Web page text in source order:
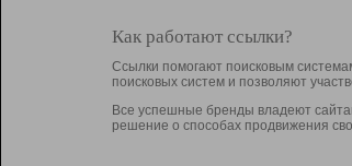
Как работают ссылки?
Ссылки помогают поисковым
поисковых систем и позволяют
Все успешные бренды владеют
решение о способах продвижения